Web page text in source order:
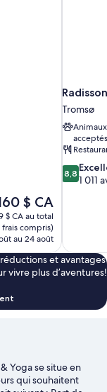
$ CA
$ CA
$ CA au total
frais compris)
au 24 août
Tromsø
acceptés
8.8
sur
8,8
1 011
et avantages
vivre plus d’aventures!
Yoga se situe en
qui souhaitent